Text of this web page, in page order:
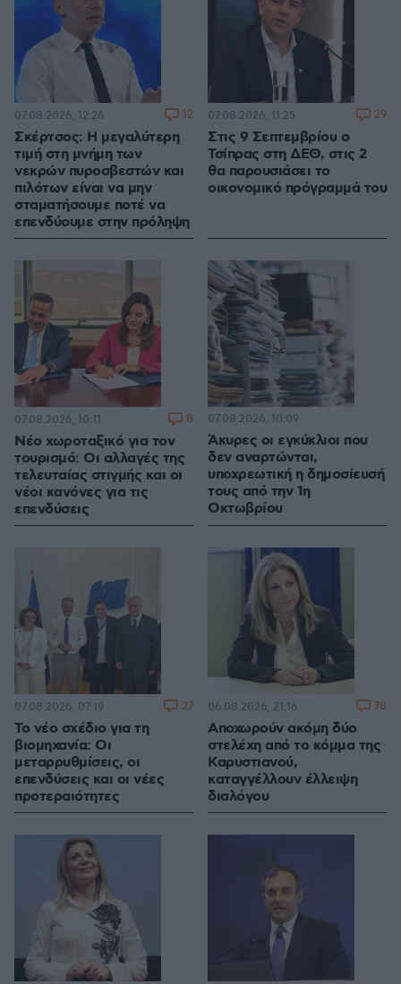
Σκέρτσος: Η μεγαλύτερη
τιμή στη μνήμη των
νεκρών πυροσβεστών και
πιλότων είναι να μην
σταματήσουμε ποτέ να
επενδύουμε στην πρόληψη
07.08.2026, 12:26 12
Στις 9 Σεπτεμβρίου ο
Τσίπρας στη ΔΕΘ, στις 2
θα παρουσιάσει το
οικονομικό πρόγραμμά του
07.08.2026, 11:25 29
Νέο χωροταξικό για τον
τουρισμό: Οι αλλαγές της
τελευταίας στιγμής και οι
νέοι κανόνες για τις
επενδύσεις
07.08.2026, 10:11 8
Άκυρες οι εγκύκλιοι που
δεν αναρτώνται,
υποχρεωτική η δημοσίευσή
τους από την 1η
Οκτωβρίου
07.08.2026, 10:09
Το νέο σχέδιο για τη
βιομηχανία: Οι
μεταρρυθμίσεις, οι
επενδύσεις και οι νέες
προτεραιότητες
07.08.2026, 07:19 27
Αποχωρούν ακόμη δύο
στελέχη από το κόμμα της
Καρυστιανού,
καταγγέλλουν έλλειψη
διαλόγου
06.08.2026, 21:16 78